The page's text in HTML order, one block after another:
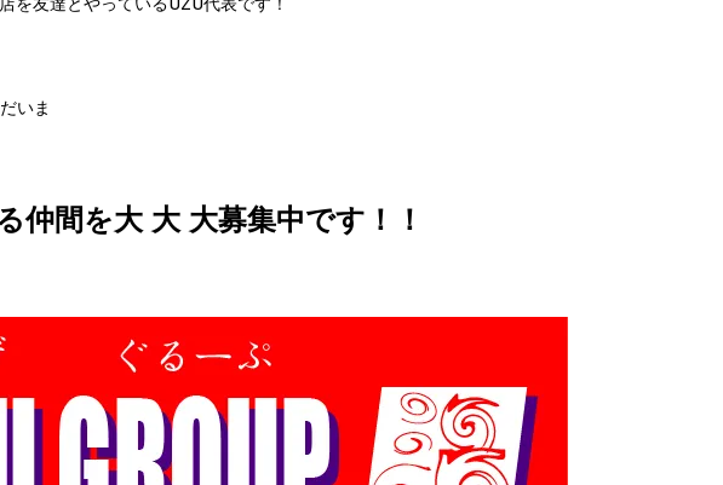
いま
仲間を大 大 大募集中です！！